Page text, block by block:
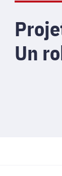
Un